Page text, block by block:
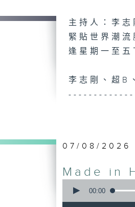
主持人：李
緊貼世界潮
逢星期一至五
李志剛、超B
07/08/2026
Made in
seconds
00:00